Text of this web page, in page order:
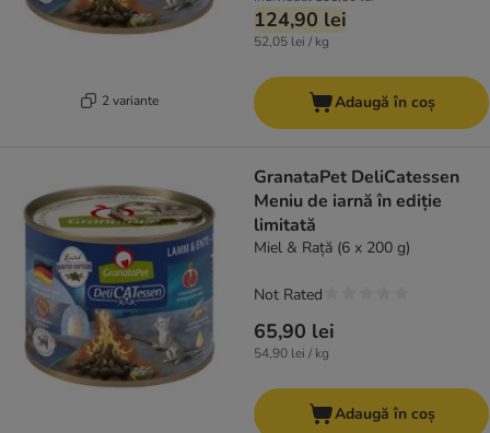
2 variante
124,90 lei
52,05 lei / kg
Adaugă în coș
GranataPet DeliCatessen
Meniu de iarnă în ediție
limitată
Miel & Rață (6 x 200 g)
65,90 lei
54,90 lei / kg
Not Rated
Adaugă în coș